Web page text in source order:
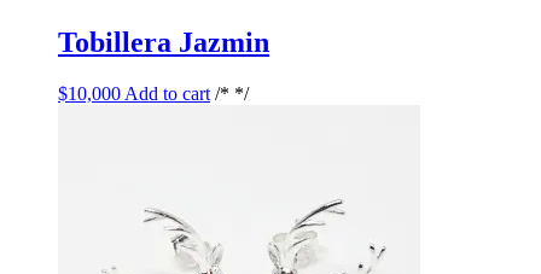
Tobillera Jazmin
$10,000 Add to cart /* */